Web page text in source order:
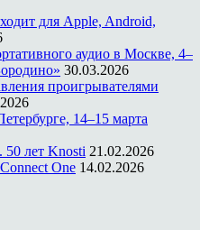
для Apple, Android,
аудио в Москве, 4–
30.03.2026
проигрывателями
14–15 марта
лет Knosti 21.02.2026
One 14.02.2026